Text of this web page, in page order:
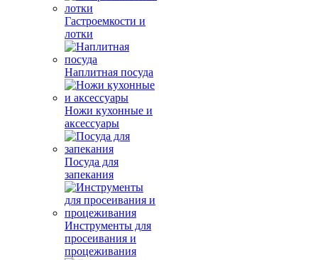
Гастроемкости и
лотки
Наплитная посуда
Ножи кухонные и
аксессуары
Посуда для
запекания
Инструменты для
просеивания и
процеживания